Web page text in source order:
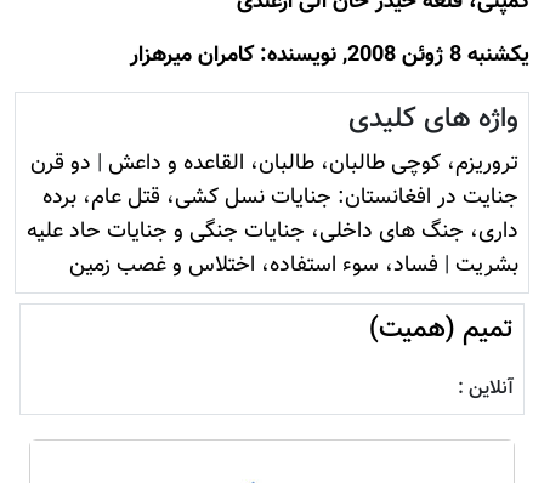
يكشنبه 8 ژوئن 2008, نويسنده: کامران میرهزار
واژه های کلیدی
تروريزم، کوچی طالبان، طالبان، القاعده و داعش | دو قرن
جنایت در افغانستان: جنایات نسل کشی، قتل عام، برده
داری، جنگ های داخلی، جنایات جنگی و جنایات حاد علیه
بشریت | فساد، سوء استفاده، اختلاس و غصب زمين
تمیم (همیت)
آنلاین :